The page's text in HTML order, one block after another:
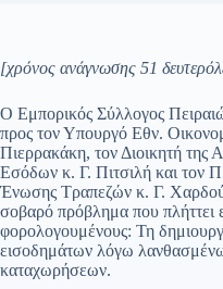
[χρόνος ανάγνωσης 51
Ο Εμπορικός Σύλλογος
προς τον Υπουργό Εθν.
Πιερρακάκη, τον Διοικητή της
Εσόδων κ. Γ. Πιτσιλή και τον
Ένωσης Τραπεζών κ. Γ.
σοβαρό πρόβλημα που πλήττει
φορολογουμένους: Τη
εισοδημάτων λόγω
καταχωρήσεων.